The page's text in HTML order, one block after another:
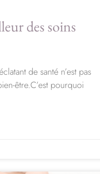
des soins
de santé n’est pas
être.C’est pourquoi